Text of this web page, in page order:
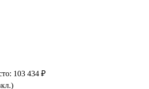
103 434 ₽